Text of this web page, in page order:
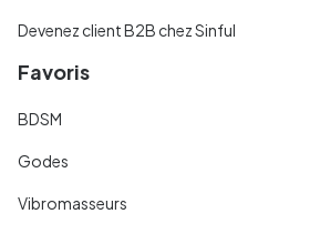
Devenez client B2B chez Sinful
Favoris
BDSM
Godes
Vibromasseurs